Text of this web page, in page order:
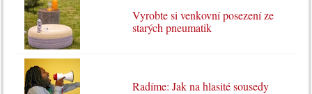
Vyrobte si venkovní posezení ze
starých pneumatik
Radíme: Jak na hlasité sousedy